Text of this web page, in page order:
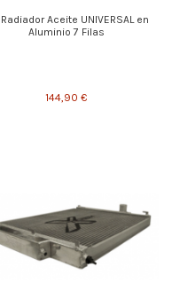
Radiador Aceite UNIVERSAL en
Aluminio 7 Filas
144,90 €